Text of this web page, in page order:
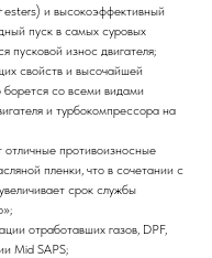
и высокоэффективный
пуск в самых суровых
пусковой износ двигателя;
свойств и высочайшей
борется со всеми видами
и турбокомпрессора на
противоизносные
пленки, что в сочетании с
срок службы
отработавших газов, DPF,
Mid SAPS;